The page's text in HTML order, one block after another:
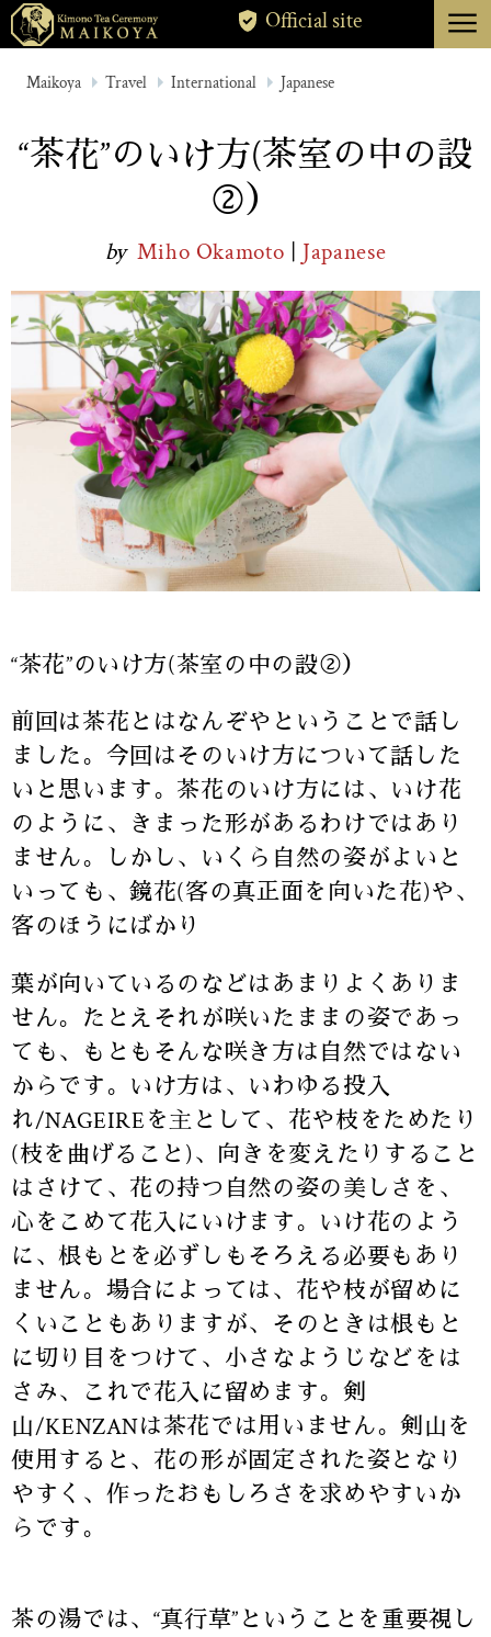
ABOUT
Official site menu
Maikoya Travel International Japanese
“茶花”のいけ方(茶室の中の設
②）
by Miho Okamoto | Japanese
“茶花”のいけ方(茶室の中の設②）
前回は茶花とはなんぞやということで話し
ました。今回はそのいけ方について話した
いと思います。茶花のいけ方には、いけ花
のように、きまった形があるわけではあり
ません。しかし、いくら自然の姿がよいと
いっても、鏡花(客の真正面を向いた花)や、
客のほうにばかり
葉が向いているのなどはあまりよくありま
せん。たとえそれが咲いたままの姿であっ
ても、もともそんな咲き方は自然ではない
からです。いけ方は、いわゆる投入
れ/NAGEIREを主として、花や枝をためたり
(枝を曲げること)、向きを変えたりすること
はさけて、花の持つ自然の姿の美しさを、
心をこめて花入にいけます。いけ花のよう
に、根もとを必ずしもそろえる必要もあり
ません。場合によっては、花や枝が留めに
くいこともありますが、そのときは根もと
に切り目をつけて、小さなようじなどをは
さみ、これで花入に留めます。剣
山/KENZANは茶花では用いません。剣山を
使用すると、花の形が固定された姿となり
やすく、作ったおもしろさを求めやすいか
らです。
茶の湯では、“真行草”ということを重要視し